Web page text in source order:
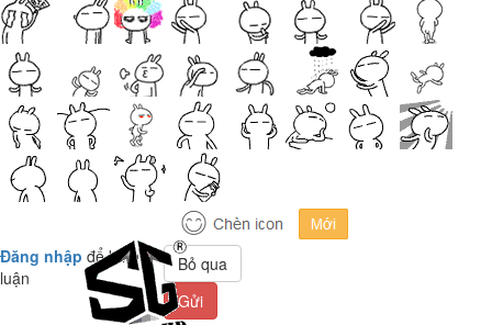
Đăng nhập để bình
luận
Bỏ qua
Gửi